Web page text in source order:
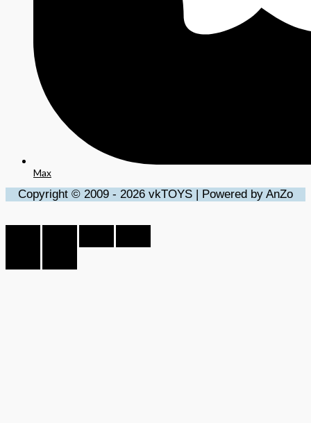
Max
Copyright © 2009 - 2026 vkTOYS | Powered by AnZo